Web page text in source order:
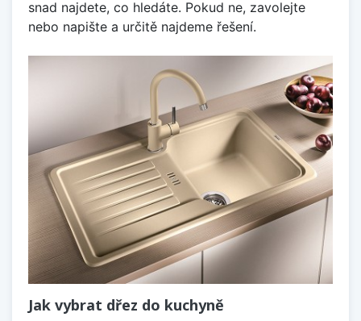
snad najdete, co hledáte. Pokud ne, zavolejte
nebo napište a určitě najdeme řešení.
Jak vybrat dřez do kuchyně